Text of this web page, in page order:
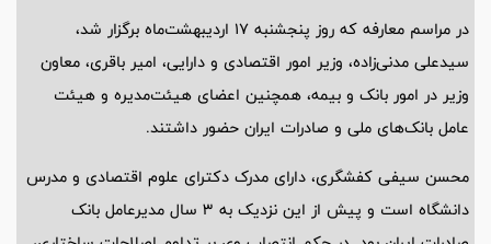
در مراسم معارفه که روز پنجشنبه 17 اردیبهشت‌ماه برگزار شد،
سیدعلی مدنی‌زاده، وزیر امور اقتصادی و دارایی، امیر باقری، معاون
وزیر در امور بانک و بیمه، همچنین اعضای هیئت‌مدیره و هیئت
عامل بانک‌های ملی و صادرات ایران حضور داشتند.
محسن سیفی کفشگری، دارای مدرک دکترای علوم اقتصادی و مدرس
دانشگاه است و پیش از این نزدیک به 3 سال مدیرعامل بانک